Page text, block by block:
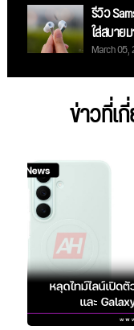
รีวิว
ใส่สบาย
March
ข่าวที่เ